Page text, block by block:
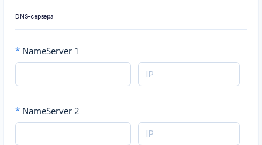
DNS-сервера
* NameServer 1
* NameServer 2